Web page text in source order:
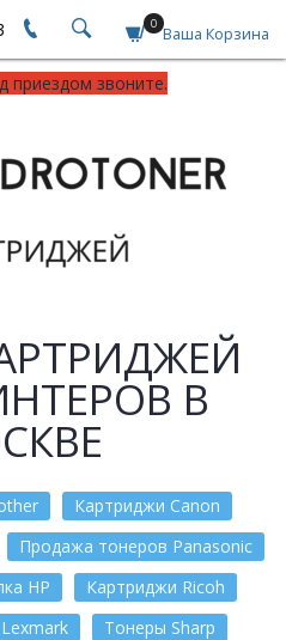
0 Ваша Корзина
приездом звоните.
В
Картриджи Canon
Продажа тонеров Panasonic
HP
Картриджи Ricoh
Lexmark
Тонеры Sharp